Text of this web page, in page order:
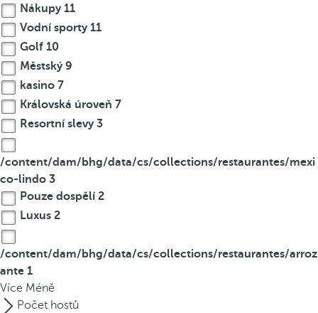
Nákupy11
Vodní sporty11
Golf 10
Městský9
kasino 7
Královská úroveň 7
Resortní slevy3
/content/dam/bhg/data/cs/collections/restaurantes/mexi
co-lindo 3
Pouze dospělí2
Luxus 2
/content/dam/bhg/data/cs/collections/restaurantes/arroz
ante 1
Více Méně
Počet hostů